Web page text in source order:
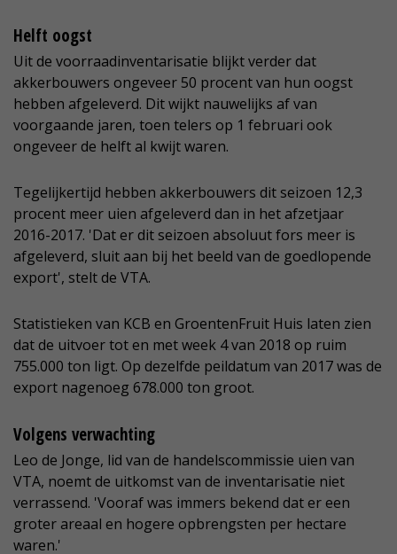
Helft oogst
Uit de voorraadinventarisatie blijkt verder dat
akkerbouwers ongeveer 50 procent van hun oogst
hebben afgeleverd. Dit wijkt nauwelijks af van
voorgaande jaren, toen telers op 1 februari ook
ongeveer de helft al kwijt waren.
Tegelijkertijd hebben akkerbouwers dit seizoen 12,3
procent meer uien afgeleverd dan in het afzetjaar
2016-2017. 'Dat er dit seizoen absoluut fors meer is
afgeleverd, sluit aan bij het beeld van de goedlopende
export', stelt de VTA.
Statistieken van KCB en GroentenFruit Huis laten zien
dat de uitvoer tot en met week 4 van 2018 op ruim
755.000 ton ligt. Op dezelfde peildatum van 2017 was de
export nagenoeg 678.000 ton groot.
Volgens verwachting
Leo de Jonge, lid van de handelscommissie uien van
VTA, noemt de uitkomst van de inventarisatie niet
verrassend. 'Vooraf was immers bekend dat er een
groter areaal en hogere opbrengsten per hectare
waren.'